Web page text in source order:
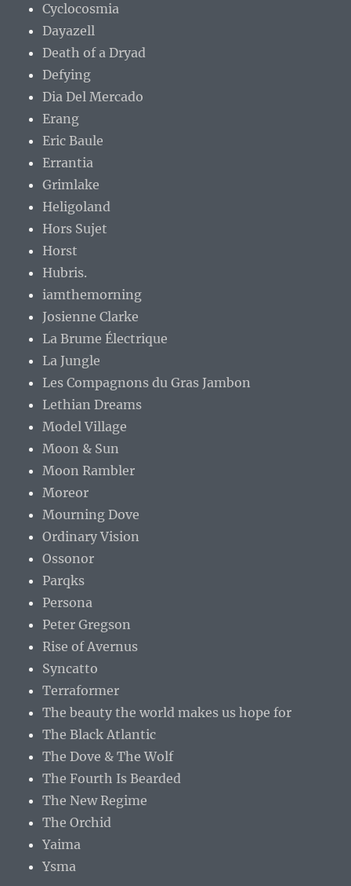
Cyclocosmia
Dayazell
Death of a Dryad
Defying
Dia Del Mercado
Erang
Eric Baule
Errantia
Grimlake
Heligoland
Hors Sujet
Horst
Hubris.
iamthemorning
Josienne Clarke
La Brume Électrique
La Jungle
Les Compagnons du Gras Jambon
Lethian Dreams
Model Village
Moon & Sun
Moon Rambler
Moreor
Mourning Dove
Ordinary Vision
Ossonor
Parqks
Persona
Peter Gregson
Rise of Avernus
Syncatto
Terraformer
The beauty the world makes us hope for
The Black Atlantic
The Dove & The Wolf
The Fourth Is Bearded
The New Regime
The Orchid
Yaima
Ysma